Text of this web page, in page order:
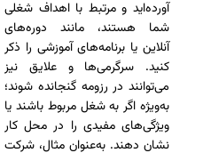
آورده‌اید و مرتبط با اهداف شغلی
شما هستند، مانند دوره‌های
آنلاین یا برنامه‌های آموزشی را ذکر
کنید. سرگرمی‌ها و علایق نیز
می‌توانند در رزومه گنجانده شوند؛
به‌ویژه اگر به شغل مربوط باشند یا
ویژگی‌های مفیدی را در محل کار
نشان دهند. به‌عنوان مثال، شرکت